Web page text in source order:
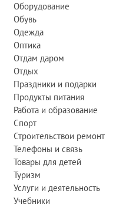
Оборудование
Обувь
Одежда
Оптика
Отдам даром
Отдых
Праздники и подарки
Продукты питания
Работа и образование
Спорт
Строительствои ремонт
Телефоны и связь
Товары для детей
Туризм
Услуги и деятельность
Учебники